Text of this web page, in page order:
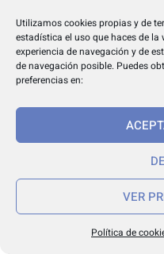
Utilizamos cookies propias y de
estadística el uso que haces de
experiencia de navegación y de
de navegación posible. Puedes
preferencias en:
VER
Política de
firme, resulte separado
más años, será
condecoraciones y
honores a que se refiere
poner en conocimiento
materia de interior
sanción señalados en el
2. A estos efectos se
oficio por el órgano
interior, que se
procedimiento de